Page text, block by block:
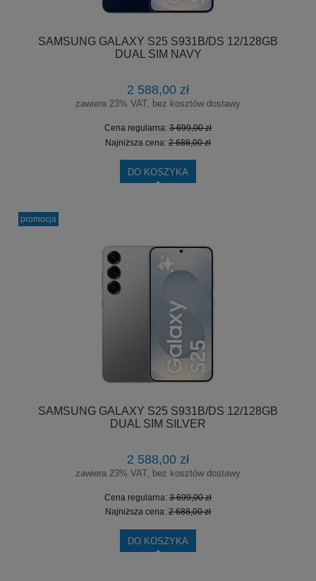
SAMSUNG GALAXY S25 S931B/DS 12/128GB
DUAL SIM NAVY
2 588,00 zł
zawiera 23% VAT, bez kosztów dostawy
Cena regularna: 3 699,00 zł
Najniższa cena: 2 688,00 zł
DO KOSZYKA
SAMSUNG GALAXY S25 S931B/DS 12/128GB
DUAL SIM SILVER
2 588,00 zł
zawiera 23% VAT, bez kosztów dostawy
Cena regularna: 3 699,00 zł
Najniższa cena: 2 688,00 zł
DO KOSZYKA
promocja